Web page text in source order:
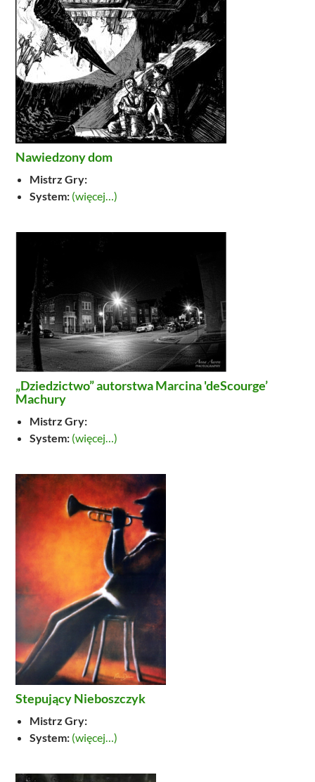
Nawiedzony dom
Mistrz Gry:
System: (więcej…)
„Dziedzictwo” autorstwa Marcina 'deScourge’
Machury
Mistrz Gry:
System: (więcej…)
Stepujący Nieboszczyk
Mistrz Gry:
System: (więcej…)